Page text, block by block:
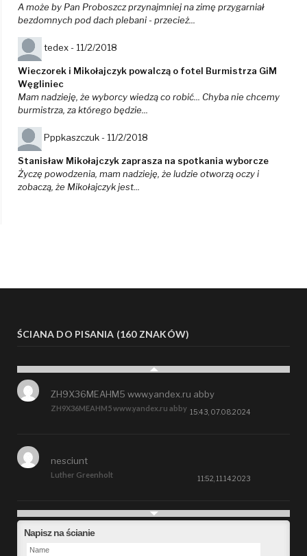
A może by Pan Proboszcz przynajmniej na zimę przygarniał
bezdomnych pod dach plebani - przecież...
tedex - 11/2/2018
Wieczorek i Mikołajczyk powalczą o fotel Burmistrza GiM
Węgliniec
Mam nadzieję, że wyborcy wiedzą co robić... Chyba nie chcemy
burmistrza, za którego będzie...
Pppkaszczuk - 11/2/2018
Stanisław Mikołajczyk zaprasza na spotkania wyborcze
Życzę powodzenia, mam nadzieję, że ludzie otworzą oczy i
zobaczą, że Mikołajczyk jest...
ŚCIANA DO PISANIA (160 ZNAKÓW)
ZH9X36MEAHM5 www.yandex.ru abby
ZH9X36MEAHM5 www.yandex.ru abby
15:43, 07.08.2024
Luther Greenholt
nesciunt
11:52, 11.14.2023
Future
Napisz na ścianie